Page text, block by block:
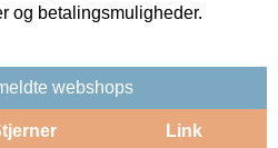
og betalingsmuligheder.
webshops
Link